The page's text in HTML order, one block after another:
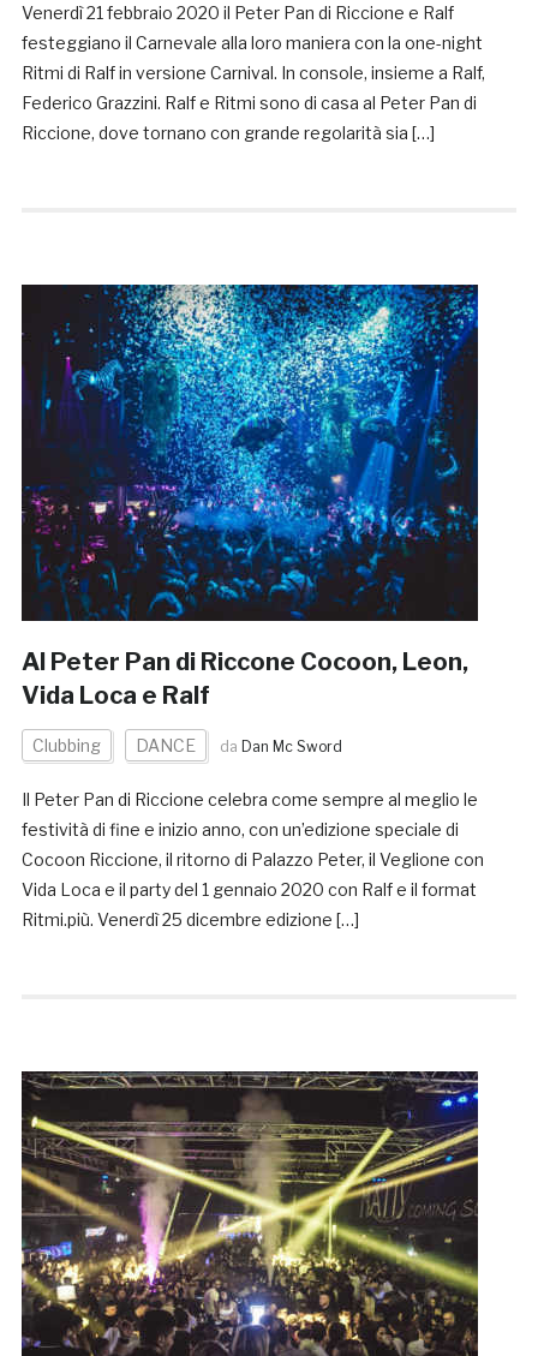
Venerdì 21 febbraio 2020 il Peter Pan di Riccione e Ralf
festeggiano il Carnevale alla loro maniera con la one-night
Ritmi di Ralf in versione Carnival. In console, insieme a Ralf,
Federico Grazzini. Ralf e Ritmi sono di casa al Peter Pan di
Riccione, dove tornano con grande regolarità sia […]
Al Peter Pan di Riccone Cocoon, Leon,
Vida Loca e Ralf
Clubbing DANCE da Dan Mc Sword
Il Peter Pan di Riccione celebra come sempre al meglio le
festività di fine e inizio anno, con un’edizione speciale di
Cocoon Riccione, il ritorno di Palazzo Peter, il Veglione con
Vida Loca e il party del 1 gennaio 2020 con Ralf e il format
Ritmi.più. Venerdì 25 dicembre edizione […]